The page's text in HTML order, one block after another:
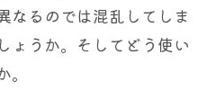
なるのでは混乱してしま
ょうか。そしてどう使い